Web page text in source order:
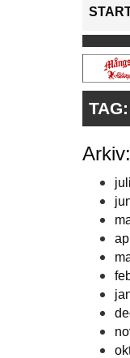
TAG: